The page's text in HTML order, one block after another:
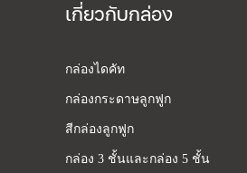
เกี่ยวกับกล่อง
กล่องไดคัท
กล่องกระดาษลูกฟูก
สีกล่องลูกฟูก
กล่อง 3 ชั้นและกล่อง 5 ชั้น